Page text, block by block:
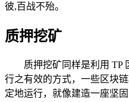
彼,百战不殆。
质押挖矿
质押挖矿同样是利用 TP
行之有效的方式，一些区块
定地运行，就像建造一座坚